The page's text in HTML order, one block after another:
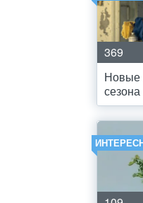
369
Новые
сезона